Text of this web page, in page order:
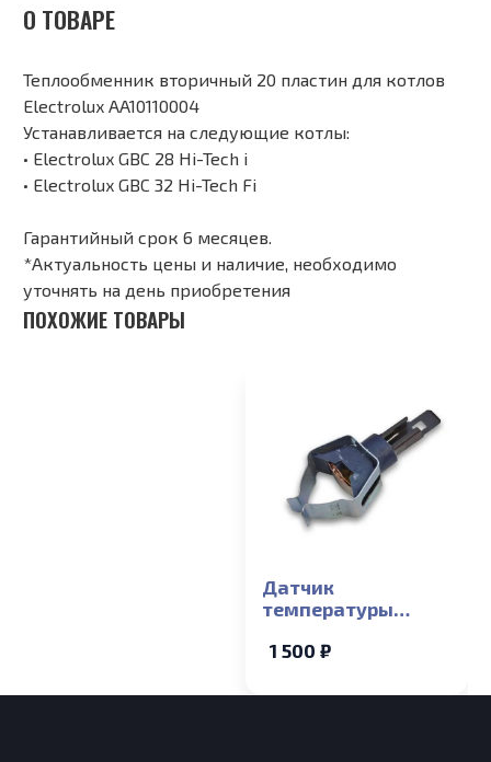
О ТОВАРЕ
Теплообменник вторичный 20 пластин для котлов
Electrolux AA10110004
Устанавливается на следующие котлы:
• Electrolux GBC 28 Hi-Tech i
• Electrolux GBC 32 Hi-Tech Fi
Гарантийный срок 6 месяцев.
*Актуальность цены и наличие, необходимо
уточнять на день приобретения
ПОХОЖИЕ ТОВАРЫ
Датчик
температуры
Electrolux Basic X,
1 500 ₽